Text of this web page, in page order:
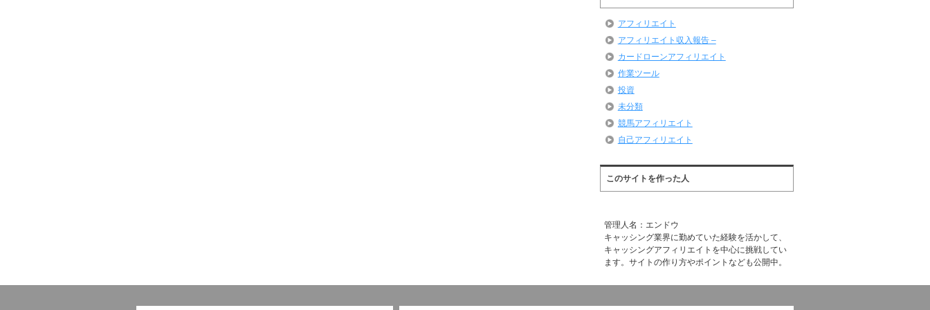
アフィリエイト
アフィリエイト収入報告 –
カードローンアフィリエイト
作業ツール
投資
未分類
競馬アフィリエイト
自己アフィリエイト
このサイトを作った人
管理人名：エンドウ
キャッシング業界に勤めていた経験を活かして、
キャッシングアフィリエイトを中心に挑戦してい
ます。サイトの作り方やポイントなども公開中。